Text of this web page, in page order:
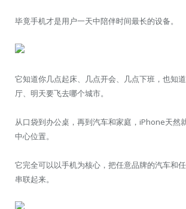
毕竟手机才是用户一天中陪伴时间最长的设备。
它知道你几点起床、几点开会、几点下班，也知
厅、明天要飞去哪个城市。
从口袋到办公桌，再到汽车和家庭，iPhone天然
中心位置。
它完全可以以手机为核心，把任意品牌的汽车和
串联起来。